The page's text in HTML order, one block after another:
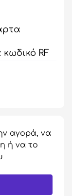
RF
αγορά, να
ή να το